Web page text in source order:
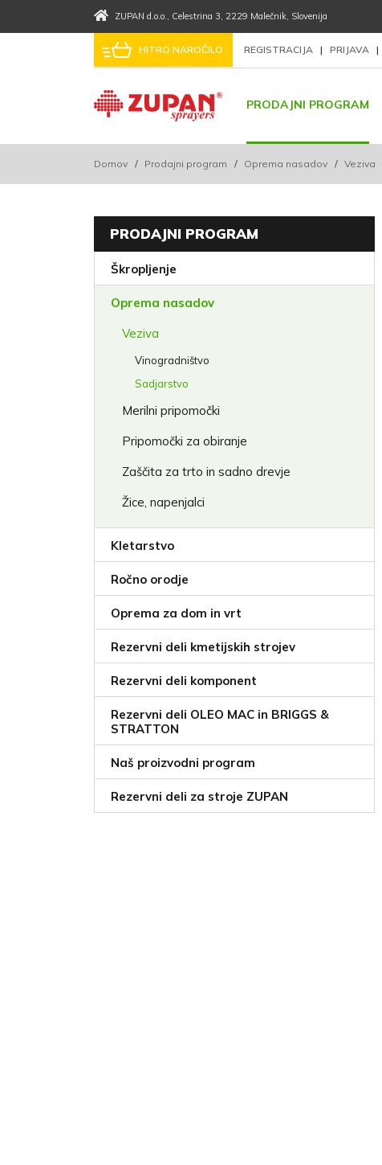
ZUPAN d.o.o., Celestrina 3, 2229 Malečnik, Slovenija
HITRO NAROČILO REGISTRACIJA | PRIJAVA |
PRODAJNI PROGRAM
Domov / Prodajni program / Oprema nasadov / Veziva
PRODAJNI PROGRAM
Škropljenje
Oprema nasadov
Veziva
Vinogradništvo
Sadjarstvo
Merilni pripomočki
Pripomočki za obiranje
Zaščita za trto in sadno drevje
Žice, napenjalci
Kletarstvo
Ročno orodje
Oprema za dom in vrt
Rezervni deli kmetijskih strojev
Rezervni deli komponent
Rezervni deli OLEO MAC in BRIGGS &
STRATTON
Naš proizvodni program
Rezervni deli za stroje ZUPAN